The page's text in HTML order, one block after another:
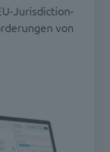
Jurisdiction-
von